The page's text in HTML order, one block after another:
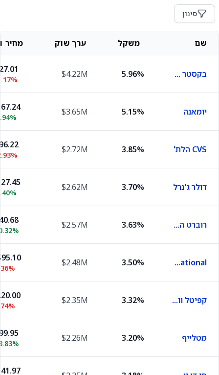
סינון
שם משקל ערך שוק מחיר
בקסטר אינטרנשיונל 5.96%
$4.22M
יומאנה 5.15%
$3.65M
CVS הלת' 3.85%
$2.72M
דולר ג'נרל 3.70%
$2.62M
רוברט האף 3.63%
$2.57M
Magna International
3.50%
$2.48M
קפיטל וואן פייננשל 3.32%
$2.35M
מטלייף 3.20%
$2.26M